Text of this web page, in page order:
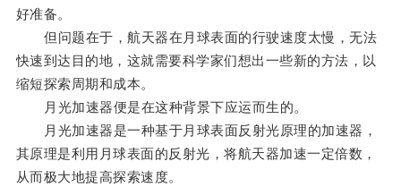
好准备。
但问题在于，航天器在月球表面的行驶速度太慢，无法
快速到达目的地，这就需要科学家们想出一些新的方法，以
缩短探索周期和成本。
月光加速器便是在这种背景下应运而生的。
月光加速器是一种基于月球表面反射光原理的加速器，
其原理是利用月球表面的反射光，将航天器加速一定倍数，
从而极大地提高探索速度。